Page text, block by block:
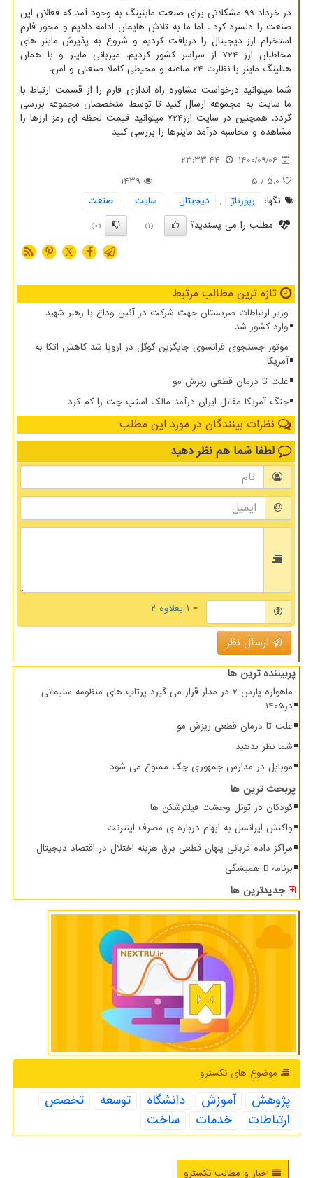
در خرداد ۹9 مشکلاتی برای صنعت ماینینگ به وجود آمد که فعالان این
صنعت را دلسرد کرد . اما ما به تلاش هایمان ادامه دادیم و مجوز فارم
استخرام ارز دیجیتال را دریافت کردیم و شروع به پذیرش ماینر های
مخاطبان ارز 724 از سراسر کشور کردیم. میزبانی ماینر و یا همان
هتلینگ ماینر با نظارت 24 ساعته و محیطی کاملا صنعتی و امن.
شما میتوانید درخواست مشاوره راه اندازی فارم را از قسمت ارتباط با
ما سایت به مجموعه ارسال کنید تا توسط متخصصان مجموعه بررسی
گردد. همچنین در سایت ارز724 میتوانید قیمت لحظه ای رمز ارزها
را
مشاهده و محاسبه درآمد ماینرها را بررسی کنید
1400/09/06
23:33:44
5.0
/ 5
1439
تگها:
رپورتاژ , دیجیتال , سایت ,
صنعت
مطلب را می پسندید؟
(1)
(0)
X
تازه ترین مطالب مرتبط
وزیر ارتباطات صربستان جهت شرکت در آئین وداع با رهبر شهید
وارد کشور شد
موتور جستجوی فرانسوی جایگزین گوگل در اروپا شد کاهش اتکا به
آمریکا
علت تا درمان قطعی ریزش مو
جنگ آمریکا مقابل ایران درآمد مالک اسنپ چت را کم کرد
نظرات بینندگان در مورد این مطلب
لطفا شما هم نظر دهید
= ۱ بعلاوه ۲
ارسال نظر
پربیننده ترین ها
ماهواره پارس 2 در مدار قرار می گیرد پرتاب های منظومه سلیمانی
در1405
علت تا درمان قطعی ریزش مو
شما نظر بدهید
موبایل در مدارس جمهوری چک ممنوع می شود
پربحث ترین ها
کودکان در تونل وحشت فیلترشکن ها
واکنش ایرانسل به ابهام درباره ی مصرف اینترنت
مراکز داده قربانی پنهان قطعی برق هزینه اختلال در اقتصاد دیجیتال
برنامه B همیشگی
جدیدترین ها
موضوع های نكسترو
پژوهش آموزش دانشگاه توسعه
تخصص
ارتباطات
خدمات ساخت
اخبار و مطالب نکسترو